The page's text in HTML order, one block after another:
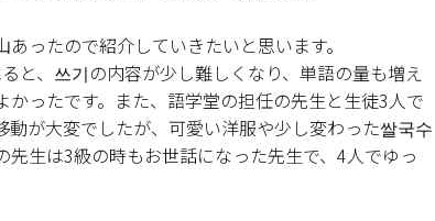
ったので紹介していきたいと思います。
と、쓰기の内容が少し難しくなり、単語の量も増え
ったです。また、語学堂の担任の先生と生徒3人で
が大変でしたが、可愛い洋服や少し変わった쌀국수
生は3級の時もお世話になった先生で、4人でゆっ